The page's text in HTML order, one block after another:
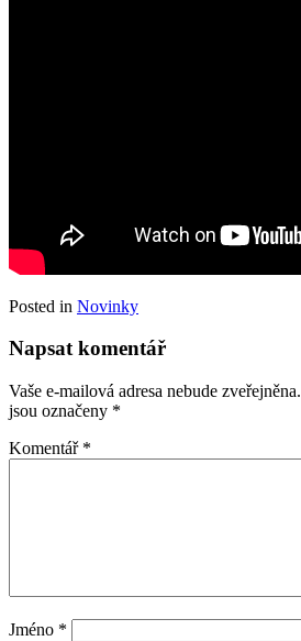
Posted in Novinky
Napsat komentář
Vaše e-mailová adresa nebude zveřejněna.
jsou označeny *
Komentář *
Jméno *